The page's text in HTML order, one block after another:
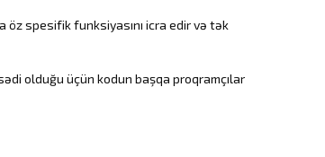
öz spesifik funksiyasını icra edir və tək
olduğu üçün kodun başqa proqramçılar